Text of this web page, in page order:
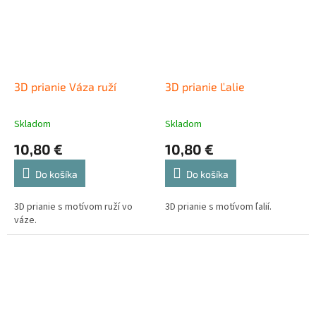
3D prianie Váza ruží
Skladom
10,80 €
Do košíka
3D prianie s motívom ruží vo
váze.
3D prianie Ľalie
Skladom
10,80 €
Do košíka
3D prianie s motívom ľalií.